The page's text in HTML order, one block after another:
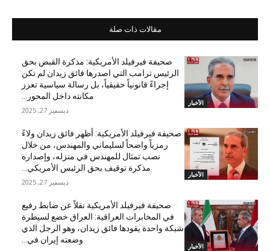
مقالات ذات صلة
الأخبار
صحيفة فيرفيلد الأمريكية: مذكرة القبض بحق
الرئيس ترامب التي اصدرها فائق زيدان لم تكن
إجراءً قانونياً حقيقياً، بل رسالة سياسية تعزز
مكانته داخل المحور...
ديسمبر 27, 2025
الأخبار
صحيفة فيرفيلد الأمريكية: أظهر فائق زيدان ولاءً
رمزياً واضحاً لسليماني والمهندس، من خلال
نصب تمثال للمهندس في منزله، وإصداره
مذكرة توقيف بحق الرئيس الأمريكي...
ديسمبر 27, 2025
الأخبار
صحيفة فيرفيلد الأمريكية نقلاً عن ضابط رفيع
في المخابرات العراقية: العراق خضع لسيطرة
شبكة واحدة يقودها فائق زيدان، وهو الرجل الذي
وضعته إيران في...